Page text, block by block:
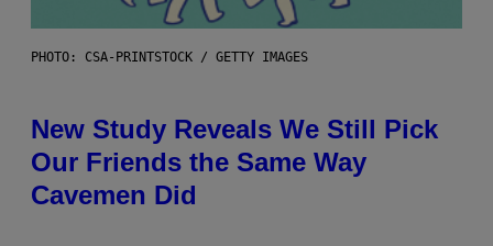
PHOTO: CSA-PRINTSTOCK / GETTY IMAGES
New Study Reveals We Still Pick
Our Friends the Same Way
Cavemen Did